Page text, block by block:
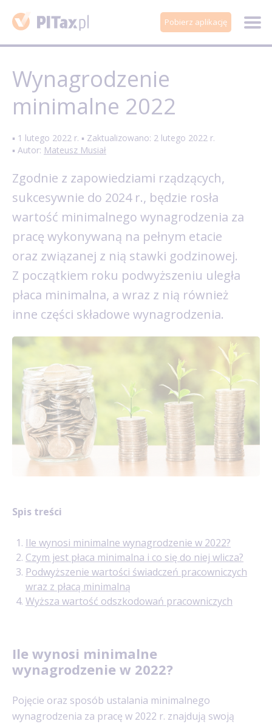
Pobierz aplikację
Wynagrodzenie
minimalne 2022
▪ 1 lutego 2022 r. ▪ Zaktualizowano: 2 lutego 2022 r.
▪ Autor: Mateusz Musiał
Zgodnie z zapowiedziami rządzących,
sukcesywnie do 2024 r., będzie rosła
wartość minimalnego wynagrodzenia za
pracę wykonywaną na pełnym etacie
oraz związanej z nią stawki godzinowej.
Z początkiem roku podwyższeniu uległa
płaca minimalna, a wraz z nią również
inne części składowe wynagrodzenia.
Spis treści
Ile wynosi minimalne wynagrodzenie w 2022?
Czym jest płaca minimalna i co się do niej wlicza?
Podwyższenie wartości świadczeń pracowniczych
wraz z płacą minimalną
Wyższa wartość odszkodowań pracowniczych
Ile wynosi minimalne
wynagrodzenie w 2022?
Pojęcie oraz sposób ustalania minimalnego
wynagrodzenia za pracę w 2022 r. znajdują swoją